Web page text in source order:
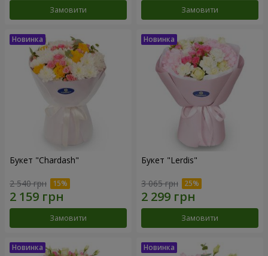
Замовити Замовити
Букет "Chardash"
2 540 грн
Замовити
Букет "Lerdis"
3 065 грн
Замовити